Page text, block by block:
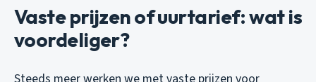
Vaste prijzen of uurtarief: wat is
voordeliger?